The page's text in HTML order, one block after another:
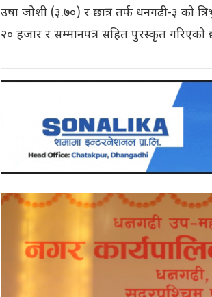
उषा जोशी (३.७०) र छात्र तर्फ धनगढी-३ को
२० हजार र सम्मानपत्र सहित पुरस्कृत गरिएको